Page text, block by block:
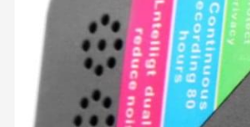
Camera ngụy trang nút áo H264